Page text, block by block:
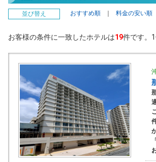
並び替え おすすめ順 料金の安い順
お客様の条件に一致したホテルは19件です。